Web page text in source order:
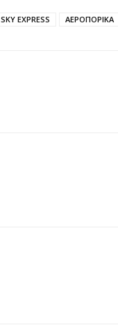
SKY EXPRESS ΑΕΡΟΠΟΡΙΚΑ